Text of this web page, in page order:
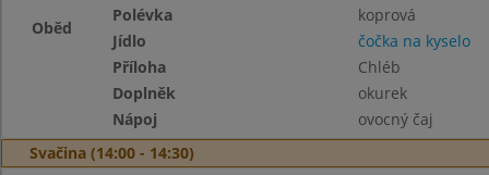
Oběd
Polévka
koprová
Jídlo
čočka na kyselo
Příloha
Chléb
Doplněk
okurek
Nápoj
ovocný čaj
Svačina (14:00 - 14:30)